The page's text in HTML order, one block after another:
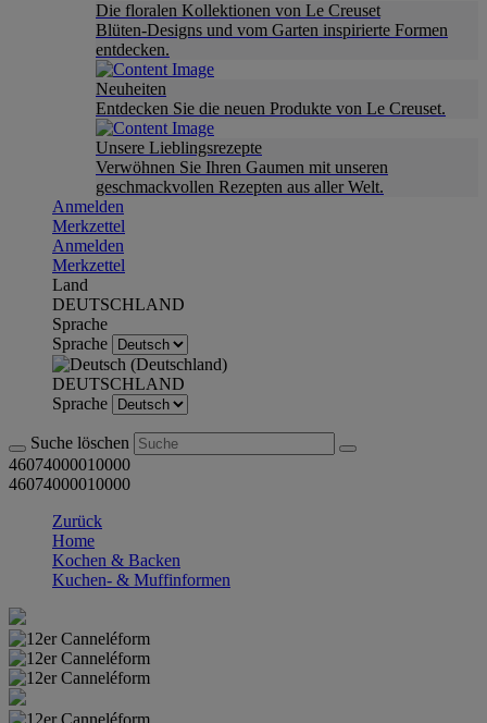
Die floralen Kollektionen von Le Creuset
Blüten-Designs und vom Garten inspirierte Formen
entdecken.
Neuheiten
Entdecken Sie die neuen Produkte von Le Creuset.
Unsere Lieblingsrezepte
Verwöhnen Sie Ihren Gaumen mit unseren
geschmackvollen Rezepten aus aller Welt.
Anmelden
Merkzettel
Anmelden
Merkzettel
Land
DEUTSCHLAND
Sprache
Sprache
DEUTSCHLAND
Sprache
Suche löschen
46074000010000
46074000010000
Zurück
Home
Kochen & Backen
Kuchen- & Muffinformen